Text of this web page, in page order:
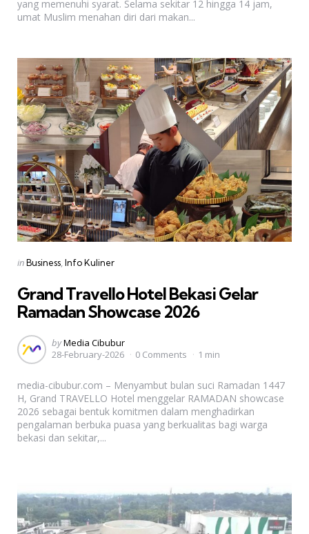
yang memenuhi syarat. Selama sekitar 12 hingga 14 jam,
umat Muslim menahan diri dari makan...
Categories
Posted
inBusiness Info Kuliner
Grand Travello Hotel Bekasi Gelar
Ramadan Showcase 2026
Posted
by
byMedia Cibubur
28-February-2026
0 Comments 1 min
media-cibubur.com – Menyambut bulan suci Ramadan 1447
H, Grand TRAVELLO Hotel menggelar RAMADAN showcase
2026 sebagai bentuk komitmen dalam menghadirkan
pengalaman berbuka puasa yang berkualitas bagi warga
bekasi dan sekitar,...